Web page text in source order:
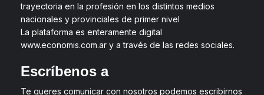
trayectoria en la profesión en los distintos medios
nacionales y provinciales de primer nivel
La plataforma es enteramente digital
www.economis.com.ar y a través de las redes sociales.
Escríbenos a
Te queres comunicar con nosotros podemos escribirnos